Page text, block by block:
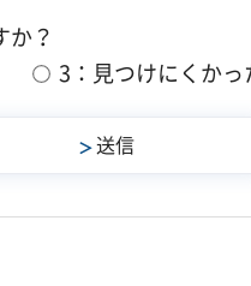
か？
3：見つけにくかっ